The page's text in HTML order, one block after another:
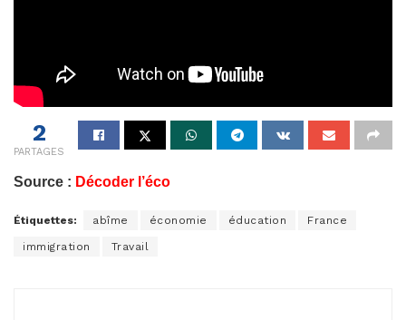
2
PARTAGES
Source : Décoder l’éco
Étiquettes: abîme économie éducation France
immigration Travail